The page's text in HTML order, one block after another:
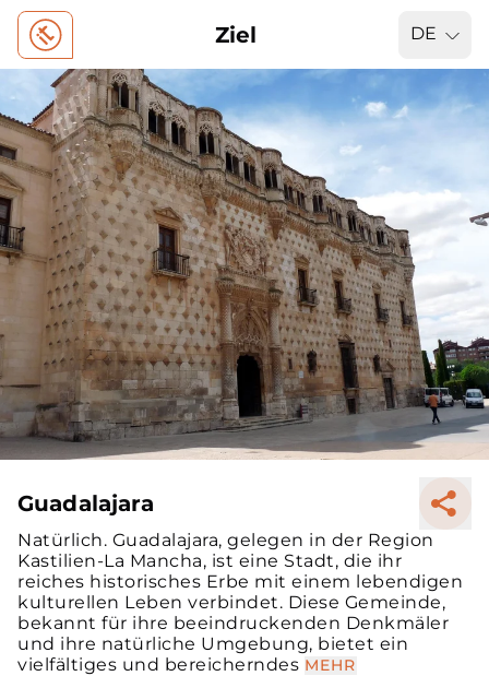
Ziel DE
Guadalajara
Natürlich. Guadalajara, gelegen in der Region
Kastilien-La Mancha, ist eine Stadt, die ihr
reiches historisches Erbe mit einem lebendigen
kulturellen Leben verbindet. Diese Gemeinde,
bekannt für ihre beeindruckenden Denkmäler
und ihre natürliche Umgebung, bietet ein
vielfältiges und bereicherndes MEHR